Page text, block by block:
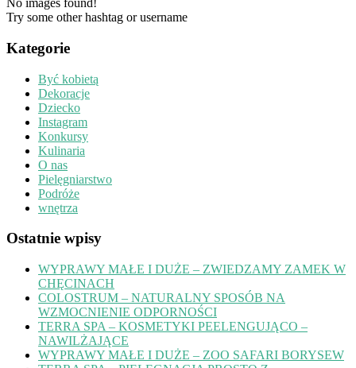
No images found!
Try some other hashtag or username
Kategorie
Być kobietą
Dekoracje
Dziecko
Instagram
Konkursy
Kulinaria
O nas
Pielęgniarstwo
Podróże
wnętrza
Ostatnie wpisy
WYPRAWY MAŁE I DUŻE – ZWIEDZAMY ZAMEK W
CHĘCINACH
COLOSTRUM – NATURALNY SPOSÓB NA
WZMOCNIENIE ODPORNOŚCI
TERRA SPA – KOSMETYKI PEELENGUJĄCO –
NAWILŻAJĄCE
WYPRAWY MAŁE I DUŻE – ZOO SAFARI BORYSEW